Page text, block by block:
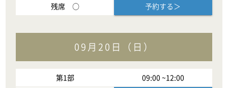
残席 ○ 予約する＞
09月20日（日）
第1部 09:00 ~12:00